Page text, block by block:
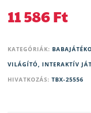
11 586Ft
KATEGÓRIÁK:
VILÁGÍTÓ, INTERAKTÍV
HIVATKOZÁS: TBX-25556